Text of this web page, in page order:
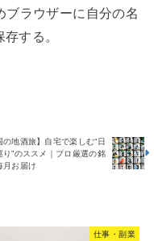
ブラウザーに自分の名
する。
の地酒旅】自宅で楽しむ“日
り”のススメ｜プロ厳選の銘
月お届け
仕事・副業